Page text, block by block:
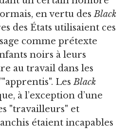
en vertu desBlack
des États utilisaient ces
comme prétexte
noirs à leurs
au travail dans les
LesBlack
à l’exception d’une
"travailleurs" et
étaient incapables